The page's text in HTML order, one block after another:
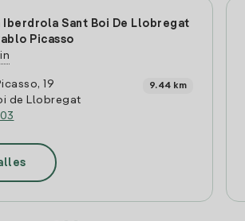
Iberdrola Sant Boi De Llobregat
Picasso
19
de Llobregat
9.44 km